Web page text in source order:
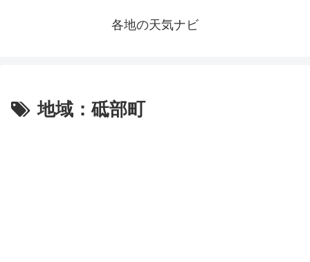
各地の天気ナビ
地域：砥部町